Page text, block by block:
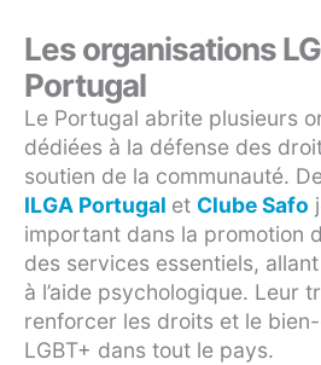
Les organisations
Portugal
Le Portugal abrite plusieurs
dédiées à la défense des
soutien de la communauté.
ILGA Portugal et Clube Safo
important dans la promotion
des services essentiels,
à l’aide psychologique. Leur
renforcer les droits et le
LGBT+ dans tout le pays.